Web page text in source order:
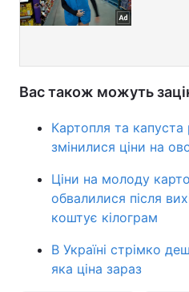
Вас також можуть
Картопля та
змінилися ціни на
Ціни на молоду
обвалилися після
коштує кілограм
В Україні стрімко
яка ціна зараз